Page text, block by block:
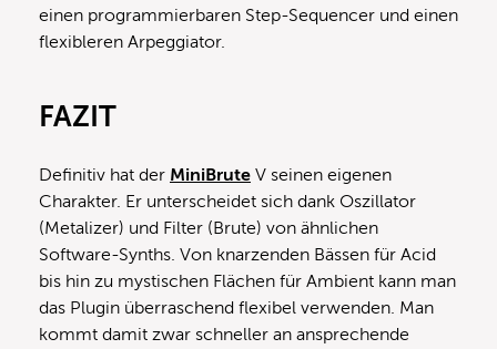
einen programmierbaren Step-Sequencer und einen
flexibleren Arpeggiator.
FAZIT
Definitiv hat der MiniBrute V seinen eigenen
Charakter. Er unterscheidet sich dank Oszillator
(Metalizer) und Filter (Brute) von ähnlichen
Software-Synths. Von knarzenden Bässen für Acid
bis hin zu mystischen Flächen für Ambient kann man
das Plugin überraschend flexibel verwenden. Man
kommt damit zwar schneller an ansprechende